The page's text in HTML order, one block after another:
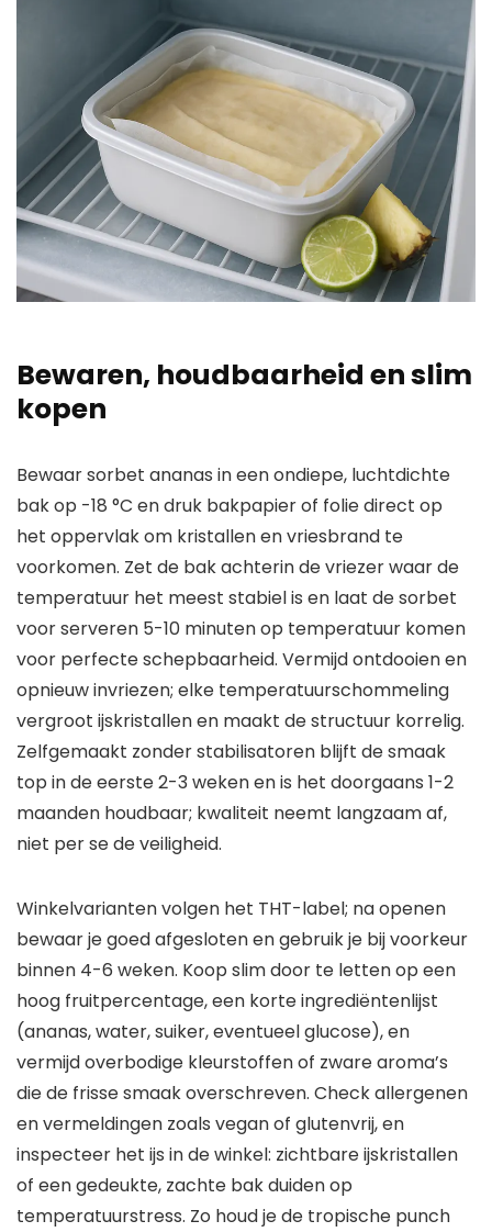
Bewaren, houdbaarheid en slim
kopen
Bewaar sorbet ananas in een ondiepe, luchtdichte
bak op -18 °C en druk bakpapier of folie direct op
het oppervlak om kristallen en vriesbrand te
voorkomen. Zet de bak achterin de vriezer waar de
temperatuur het meest stabiel is en laat de sorbet
voor serveren 5-10 minuten op temperatuur komen
voor perfecte schepbaarheid. Vermijd ontdooien en
opnieuw invriezen; elke temperatuurschommeling
vergroot ijskristallen en maakt de structuur korrelig.
Zelfgemaakt zonder stabilisatoren blijft de smaak
top in de eerste 2-3 weken en is het doorgaans 1-2
maanden houdbaar; kwaliteit neemt langzaam af,
niet per se de veiligheid.
Winkelvarianten volgen het THT-label; na openen
bewaar je goed afgesloten en gebruik je bij voorkeur
binnen 4-6 weken. Koop slim door te letten op een
hoog fruitpercentage, een korte ingrediëntenlijst
(ananas, water, suiker, eventueel glucose), en
vermijd overbodige kleurstoffen of zware aroma’s
die de frisse smaak overschreven. Check allergenen
en vermeldingen zoals vegan of glutenvrij, en
inspecteer het ijs in de winkel: zichtbare ijskristallen
of een gedeukte, zachte bak duiden op
temperatuurstress. Zo houd je de tropische punch